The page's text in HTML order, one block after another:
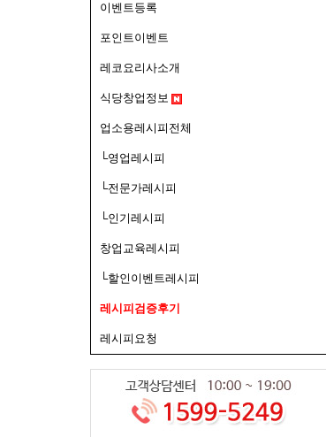
이벤트등록
포인트이벤트
레코요리사소개
식당창업정보
업소용레시피전체
└영업레시피
└전문가레시피
└인기레시피
창업교육레시피
└할인이벤트레시피
레시피검증후기
레시피요청